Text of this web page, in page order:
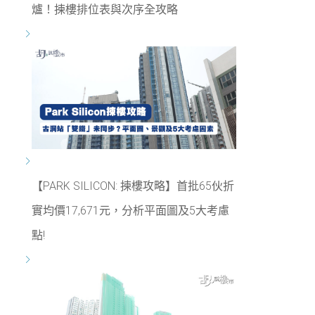
爐！揀樓排位表與次序全攻略
【PARK SILICON: 揀樓攻略】首批65伙折
實均價17,671元，分析平面圖及5大考慮
點!